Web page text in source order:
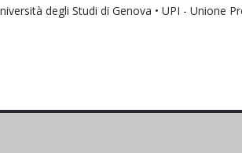
degli Studi di Genova • UPI - Unione